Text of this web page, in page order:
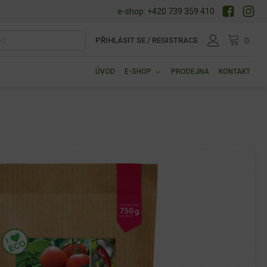
e-shop: +420 739 359 410
PŘIHLÁSIT SE / REGISTRACE
ÚVOD E-SHOP PRODEJNA KONTAKT